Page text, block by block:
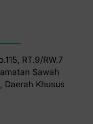
RT.9/RW.7
Sawah
Daerah Khusus